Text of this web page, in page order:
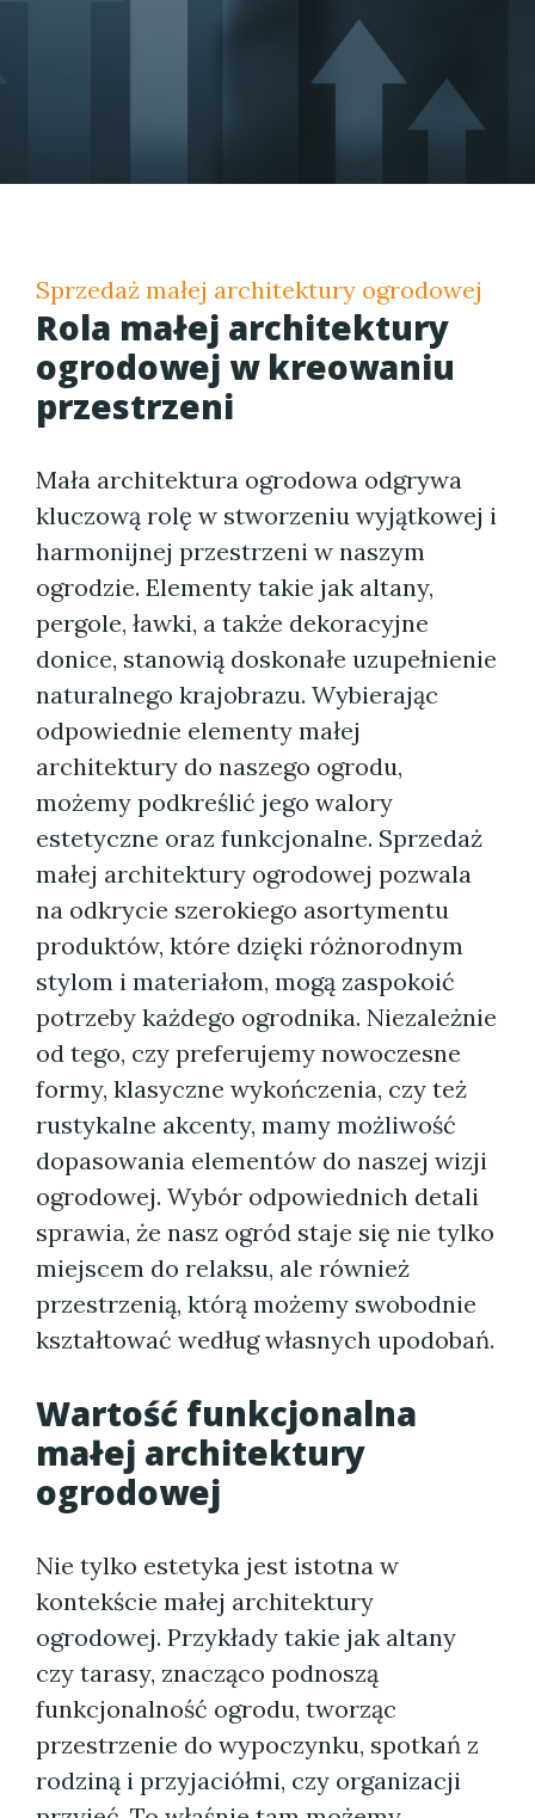
Sprzedaż małej architektury ogrodowej
Rola małej architektury
ogrodowej w kreowaniu
przestrzeni
Mała architektura ogrodowa odgrywa
kluczową rolę w stworzeniu wyjątkowej i
harmonijnej przestrzeni w naszym
ogrodzie. Elementy takie jak altany,
pergole, ławki, a także dekoracyjne
donice, stanowią doskonałe uzupełnienie
naturalnego krajobrazu. Wybierając
odpowiednie elementy małej
architektury do naszego ogrodu,
możemy podkreślić jego walory
estetyczne oraz funkcjonalne. Sprzedaż
małej architektury ogrodowej pozwala
na odkrycie szerokiego asortymentu
produktów, które dzięki różnorodnym
stylom i materiałom, mogą zaspokoić
potrzeby każdego ogrodnika. Niezależnie
od tego, czy preferujemy nowoczesne
formy, klasyczne wykończenia, czy też
rustykalne akcenty, mamy możliwość
dopasowania elementów do naszej wizji
ogrodowej. Wybór odpowiednich detali
sprawia, że nasz ogród staje się nie tylko
miejscem do relaksu, ale również
przestrzenią, którą możemy swobodnie
kształtować według własnych upodobań.
Wartość funkcjonalna
małej architektury
ogrodowej
Nie tylko estetyka jest istotna w
kontekście małej architektury
ogrodowej. Przykłady takie jak altany
czy tarasy, znacząco podnoszą
funkcjonalność ogrodu, tworząc
przestrzenie do wypoczynku, spotkań z
rodziną i przyjaciółmi, czy organizacji